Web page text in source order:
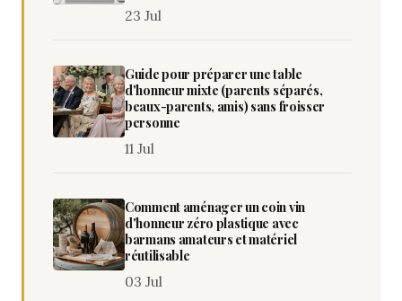
23 Jul
Guide pour préparer une table
d'honneur mixte (parents séparés,
beaux-parents, amis) sans froisser
personne
11 Jul
Comment aménager un coin vin
d'honneur zéro plastique avec
barmans amateurs et matériel
réutilisable
03 Jul